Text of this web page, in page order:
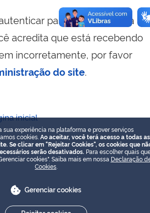
para visualizar essa
acredita que está recebendo
incorretamente, por favor
do site.
inicial
sua experiência na plataforma e prover serviços
cookies. Ao aceitar, você terá acesso a todas as
Se clicar em "Rejeitar Cookies", os cookies que
serão desativados. Para escolher quais
cookies". Saiba mais em nossa Declaração
Cookies
Gerenciar cookies